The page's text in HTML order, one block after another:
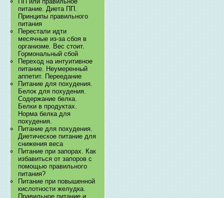
питание. Диета ПП.
Принципы правильного
питания
Перестали идти
месячные из-за сбоя в
организме. Вес стоит.
Гормональный сбой
Переход на интуитивное
питание. Неумеренный
аппетит. Переедание
Питание для похудения.
Белок для похудения.
Содержание белка.
Белки в продуктах.
Норма белка для
похудения.
Питание для похудения.
Диетическое питание для
снижения веса
Питание при запорах. Как
избавиться от запоров с
помощью правильного
питания?
Питание при повышенной
кислотности желудка.
Правильное питание и